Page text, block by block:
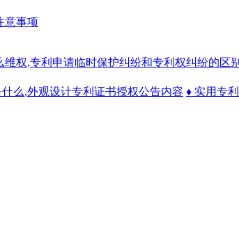
意事项
维权,专利申请临时保护纠纷和专利权纠纷的区别
么,外观设计专利证书授权公告内容 ♦ 实用专